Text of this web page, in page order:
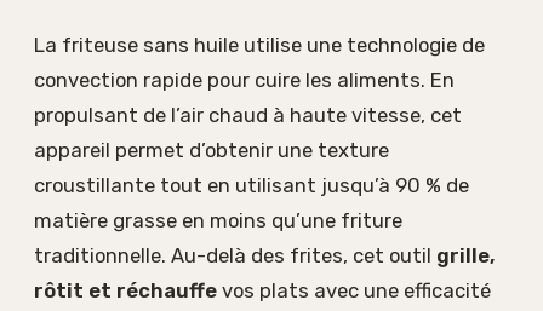
La friteuse sans huile utilise une technologie de
convection rapide pour cuire les aliments. En
propulsant de l’air chaud à haute vitesse, cet
appareil permet d’obtenir une texture
croustillante tout en utilisant jusqu’à 90 % de
matière grasse en moins qu’une friture
traditionnelle. Au-delà des frites, cet outil grille,
rôtit et réchauffe vos plats avec une efficacité